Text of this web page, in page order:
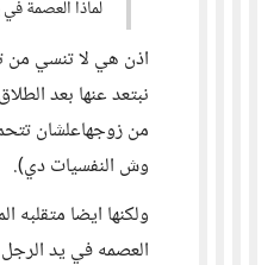
لماذا العصمة
اذن هي لا تنسي
نبتعد عنها بعد
من زوجهاعلشان
وش النفسيات دي).
ولكنها ايضا متقلبه
العصمه في يد